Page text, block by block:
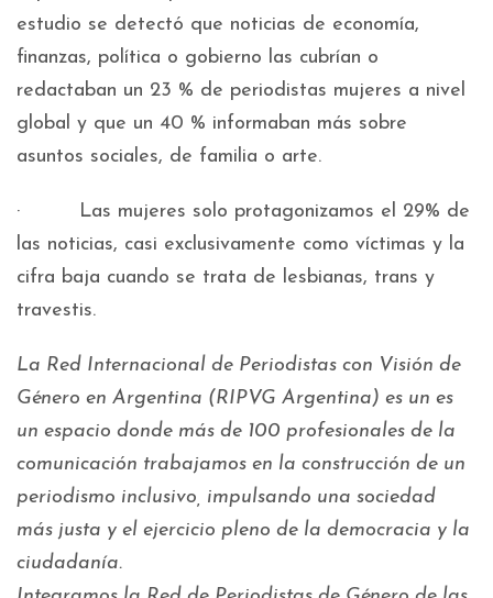
estudio se detectó que noticias de economía,
finanzas, política o gobierno las cubrían o
redactaban un 23 % de periodistas mujeres a nivel
global y que un 40 % informaban más sobre
asuntos sociales, de familia o arte.
· Las mujeres solo protagonizamos el 29% de
las noticias, casi exclusivamente como víctimas y la
cifra baja cuando se trata de lesbianas, trans y
travestis.
La Red Internacional de Periodistas con Visión de
Género en Argentina (RIPVG Argentina) es un es
un espacio donde más de 100 profesionales de la
comunicación trabajamos en la construcción de un
periodismo inclusivo, impulsando una sociedad
más justa y el ejercicio pleno de la democracia y la
ciudadanía.